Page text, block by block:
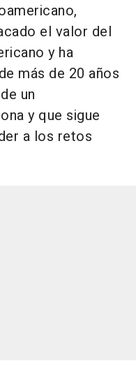
el valor del
y ha
más de 20 años
un
y que sigue
a los retos